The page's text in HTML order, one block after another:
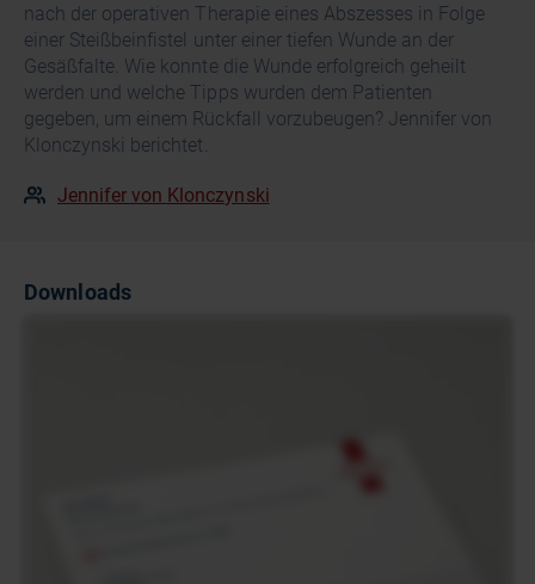
nach der operativen Therapie eines Abszesses in Folge
einer Steißbeinfistel unter einer tiefen Wunde an der
Gesäßfalte. Wie konnte die Wunde erfolgreich geheilt
werden und welche Tipps wurden dem Patienten
gegeben, um einem Rückfall vorzubeugen? Jennifer von
Klonczynski berichtet.
Jennifer von Klonczynski
Downloads